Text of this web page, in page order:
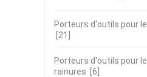
Porteurs d'outils pour
[21]
Porteurs d'outils pour
rainures [6]